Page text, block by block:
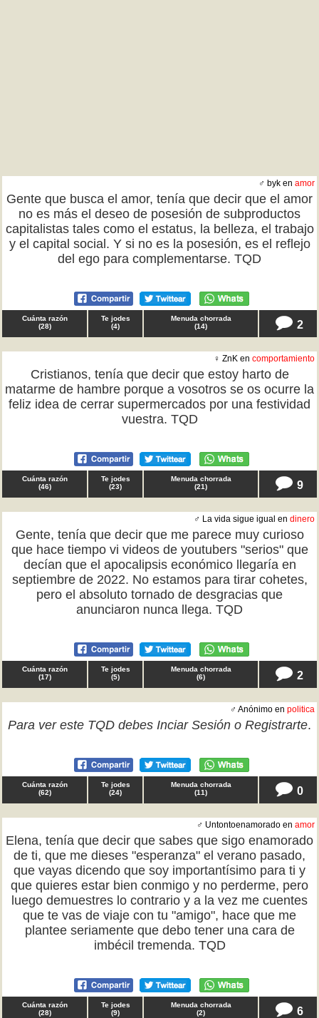
♂ byk en amor
Gente que busca el amor, tenía que decir que el amor
no es más el deseo de posesión de subproductos
capitalistas tales como el estatus, la belleza, el trabajo
y el capital social. Y si no es la posesión, es el reflejo
del ego para complementarse. TQD
Cuánta razón
(28)
Te jodes
(4)
Menuda chorrada
(14) 2
♀ ZnK en comportamiento
Cristianos, tenía que decir que estoy harto de
matarme de hambre porque a vosotros se os ocurre la
feliz idea de cerrar supermercados por una festividad
vuestra. TQD
Cuánta razón
(46)
Te jodes
(23)
Menuda chorrada
(21) 9
♂ La vida sigue igual en dinero
Gente, tenía que decir que me parece muy curioso
que hace tiempo vi videos de youtubers "serios" que
decían que el apocalipsis económico llegaría en
septiembre de 2022. No estamos para tirar cohetes,
pero el absoluto tornado de desgracias que
anunciaron nunca llega. TQD
Cuánta razón
(17)
Te jodes
(5)
Menuda chorrada
(6) 2
♂ Anónimo en politica
Para ver este TQD debes Inciar Sesión o Registrarte.
Cuánta razón
(62)
Te jodes
(24)
Menuda chorrada
(11) 0
♂ Untontoenamorado en amor
Elena, tenía que decir que sabes que sigo enamorado
de ti, que me dieses "esperanza" el verano pasado,
que vayas dicendo que soy importantísimo para ti y
que quieres estar bien conmigo y no perderme, pero
luego demuestres lo contrario y a la vez me cuentes
que te vas de viaje con tu "amigo", hace que me
plantee seriamente que debo tener una cara de
imbécil tremenda. TQD
Cuánta razón
(28)
Te jodes
(9)
Menuda chorrada
(2) 6